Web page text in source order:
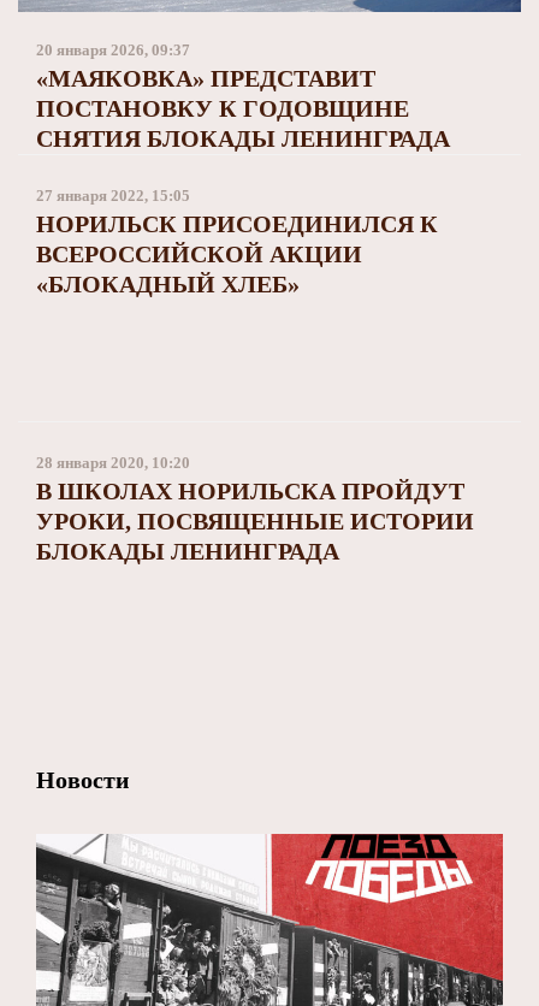
Заполярный театр драмы
20 января 2026, 09:37
«МАЯКОВКА» ПРЕДСТАВИТ
ПОСТАНОВКУ К ГОДОВЩИНЕ
СНЯТИЯ БЛОКАДЫ ЛЕНИНГРАДА
27 января 2022, 15:05
НОРИЛЬСК ПРИСОЕДИНИЛСЯ К
ВСЕРОССИЙСКОЙ АКЦИИ
«БЛОКАДНЫЙ ХЛЕБ»
28 января 2020, 10:20
В ШКОЛАХ НОРИЛЬСКА ПРОЙДУТ
УРОКИ, ПОСВЯЩЕННЫЕ ИСТОРИИ
БЛОКАДЫ ЛЕНИНГРАДА
Новости